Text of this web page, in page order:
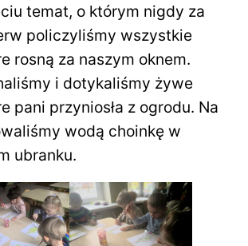
temat, o którym nigdy za
policzyliśmy wszystkie
rosną za naszym oknem.
i dotykaliśmy żywe
pani przyniosła z ogrodu. Na
wodą choinkę w
ubranku.